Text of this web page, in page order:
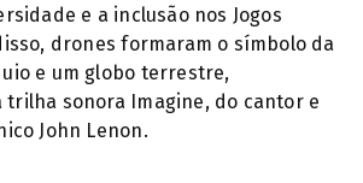
e a inclusão nos Jogos
drones formaram o símbolo da
e um globo terrestre,
trilha sonora Imagine, do cantor e
John Lenon.